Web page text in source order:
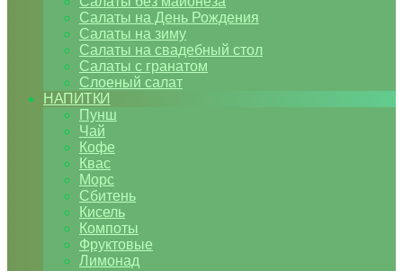
Салаты на День Рождения
Салаты на зиму
Салаты на свадебный стол
Салаты с гранатом
Слоеный салат
НАПИТКИ
Пунш
Чай
Кофе
Квас
Морс
Сбитень
Кисель
Компоты
Фруктовые
Лимонад